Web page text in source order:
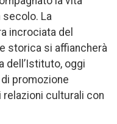
secolo. La
incrociata del
storica si affiancherà
dell’Istituto, oggi
promozione
relazioni culturali con